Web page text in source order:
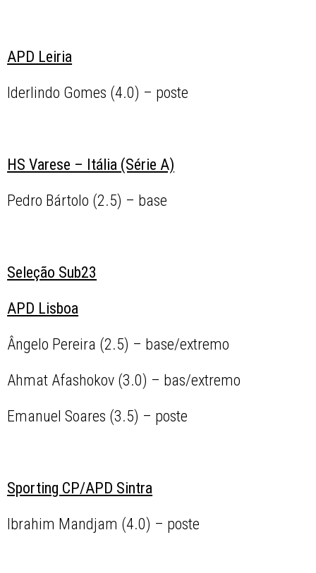
APD Leiria
Iderlindo Gomes (4.0) – poste
HS Varese – Itália (Série A)
Pedro Bártolo (2.5) – base
Seleção Sub23
APD Lisboa
Ângelo Pereira (2.5) – base/extremo
Ahmat Afashokov (3.0) – bas/extremo
Emanuel Soares (3.5) – poste
Sporting CP/APD Sintra
Ibrahim Mandjam (4.0) – poste